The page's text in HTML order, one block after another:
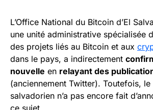
L’Office National du Bitcoin d’El
une unité administrative spécialisée
des projets liés au Bitcoin et aux
dans le pays, a indirectement
nouvelle en relayant des
(anciennement Twitter). Toutefois,
salvadorien n’a pas encore fait